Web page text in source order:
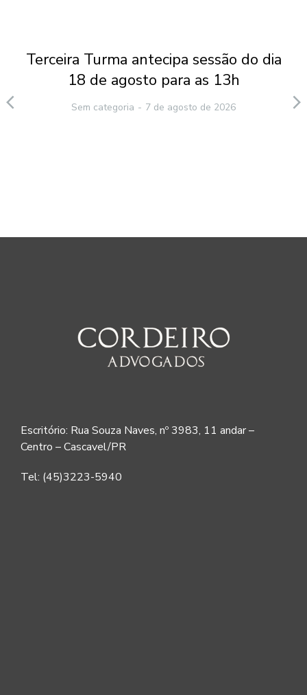
Terceira Turma antecipa sessão do dia
18 de agosto para as 13h
Sem categoria 7 de agosto de 2026
Escritório: Rua Souza Naves, nº 3983, 11 andar –
Centro – Cascavel/PR
Tel: (45)3223-5940